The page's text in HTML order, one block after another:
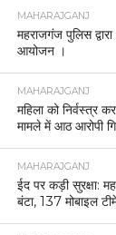
MAHARAJGANJ
महराजगंज पुलिस
आयोजन ।
MAHARAJGANJ
महिला को निर्वस्त्र
मामले में आठ आरोपी
MAHARAJGANJ
ईद पर कड़ी सुरक्षा:
बंटा, 137 मोबाइल